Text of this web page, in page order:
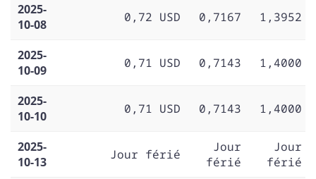
2025-
10-08
0,72 USD 0,7167 1,3952
2025-
10-09
0,71 USD 0,7143 1,4000
2025-
10-10
0,71 USD 0,7143 1,4000
2025-
10-13
Jour férié
Jour
férié
Jour
férié